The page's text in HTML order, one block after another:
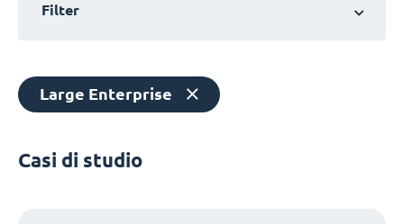
Filter
Large Enterprise
Casi di studio